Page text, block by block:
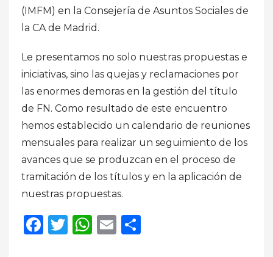
(IMFM) en la Consejería de Asuntos Sociales de
la CA de Madrid.
Le presentamos no solo nuestras propuestas e
iniciativas, sino las quejas y reclamaciones por
las enormes demoras en la gestión del título
de FN. Como resultado de este encuentro
hemos establecido un calendario de reuniones
mensuales para realizar un seguimiento de los
avances que se produzcan en el proceso de
tramitación de los títulos y en la aplicación de
nuestras propuestas.
Facebook
Twitter
WhatsApp
Email